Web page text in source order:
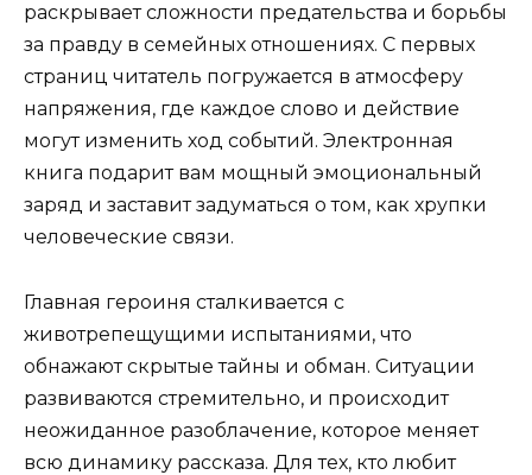
раскрывает сложности предательства и борьбы
за правду в семейных отношениях. С первых
страниц читатель погружается в атмосферу
напряжения, где каждое слово и действие
могут изменить ход событий. Электронная
книга подарит вам мощный эмоциональный
заряд и заставит задуматься о том, как хрупки
человеческие связи.
Главная героиня сталкивается с
животрепещущими испытаниями, что
обнажают скрытые тайны и обман. Ситуации
развиваются стремительно, и происходит
неожиданное разоблачение, которое меняет
всю динамику рассказа. Для тех, кто любит